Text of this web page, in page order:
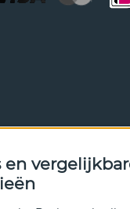
ben je als eerste
Meld je
en